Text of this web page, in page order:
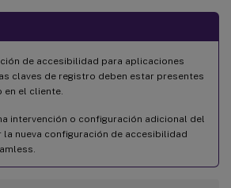
de accesibilidad para aplicaciones
claves de registro deben estar presentes
en el cliente.
intervención o configuración adicional del
nueva configuración de accesibilidad